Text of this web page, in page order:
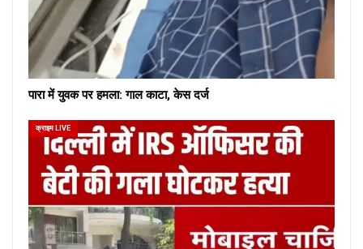
पारा में युवक पर हमला: गाल काटा, केस दर्ज
क्राइम LIVE